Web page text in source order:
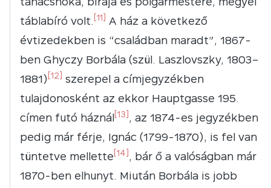
táblabíró volt. [11]
A ház a következő
évtizedekben is “családban maradt”, 1867-
ben Ghyczy Borbála (szül. Laszlovszky, 1803–
1881) [12]
szerepel a címjegyzékben
tulajdonosként az ekkor Hauptgasse 195.
címen futó háznál [13] , az 1874-es jegyzékben
pedig már férje, Ignác (1799-1870), is fel van
tüntetve mellette [14] , bár ő a valóságban már
1870-ben elhunyt. Miután Borbála is jobb